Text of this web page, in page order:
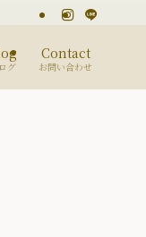
グ
Contact
お問い合わせ